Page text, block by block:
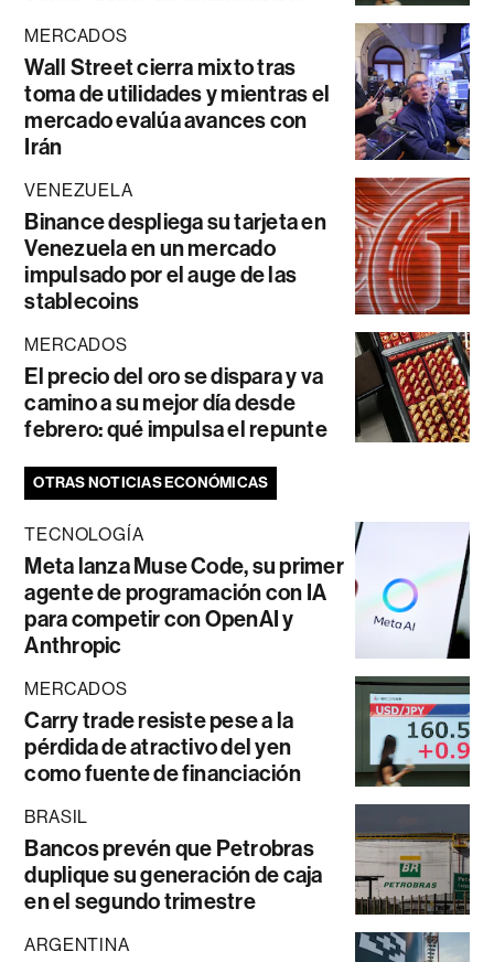
MERCADOS
Wall Street cierra mixto tras
toma de utilidades y mientras el
mercado evalúa avances con
Irán
VENEZUELA
Binance despliega su tarjeta en
Venezuela en un mercado
impulsado por el auge de las
stablecoins
MERCADOS
El precio del oro se dispara y va
camino a su mejor día desde
febrero: qué impulsa el repunte
OTRAS NOTICIAS ECONÓMICAS
TECNOLOGÍA
Meta lanza Muse Code, su primer
agente de programación con IA
para competir con OpenAI y
Anthropic
MERCADOS
Carry trade resiste pese a la
pérdida de atractivo del yen
como fuente de financiación
BRASIL
Bancos prevén que Petrobras
duplique su generación de caja
en el segundo trimestre
ARGENTINA